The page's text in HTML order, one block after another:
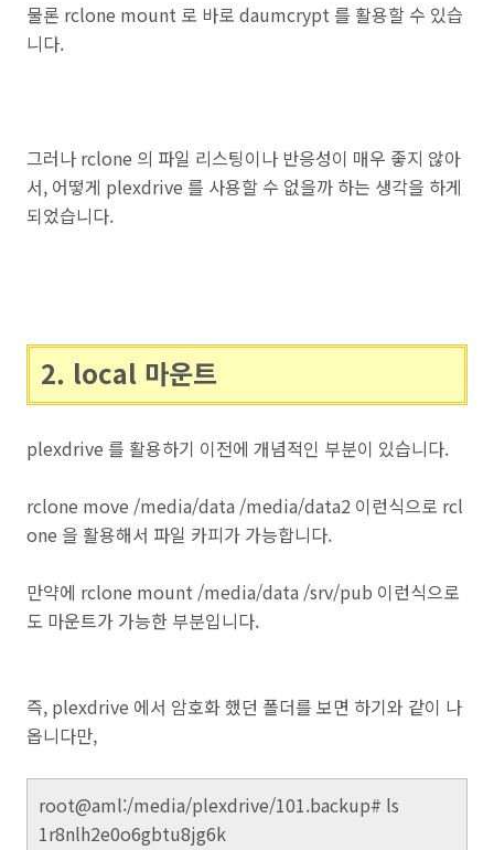
물론 rclone mount 로 바로 daumcrypt 를 활용할 수 있습
니다.
그러나 rclone 의 파일 리스팅이나 반응성이 매우 좋지 않아
서, 어떻게 plexdrive 를 사용할 수 없을까 하는 생각을 하게
되었습니다.
2. local 마운트
plexdrive 를 활용하기 이전에 개념적인 부분이 있습니다.
rclone move /media/data /media/data2 이런식으로 rcl
one 을 활용해서 파일 카피가 가능합니다.
만약에 rclone mount /media/data /srv/pub 이런식으로
도 마운트가 가능한 부분입니다.
즉, plexdrive 에서 암호화 했던 폴더를 보면 하기와 같이 나
옵니다만,
root@aml:/media/plexdrive/101.backup# ls
1r8nlh2e0o6gbtu8jg6k